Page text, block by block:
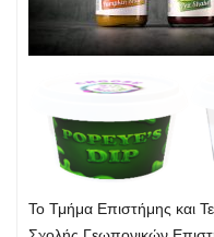
Το Τμήμα Επιστήμης και